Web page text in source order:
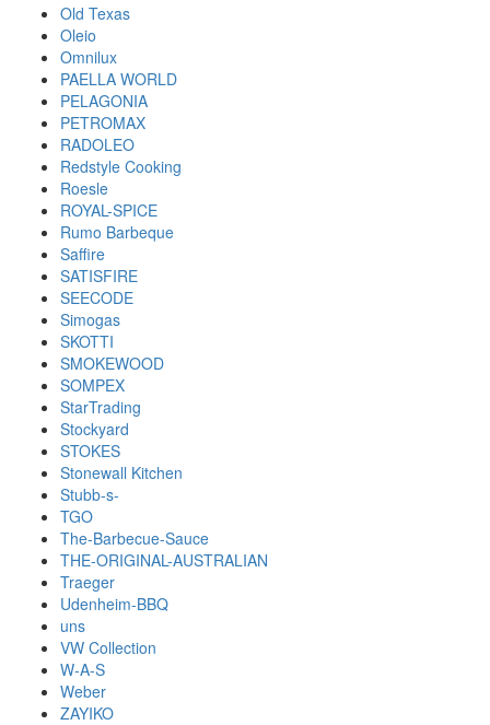
Old Texas
Oleio
Omnilux
PAELLA WORLD
PELAGONIA
PETROMAX
RADOLEO
Redstyle Cooking
Roesle
ROYAL-SPICE
Rumo Barbeque
Saffire
SATISFIRE
SEECODE
Simogas
SKOTTI
SMOKEWOOD
SOMPEX
StarTrading
Stockyard
STOKES
Stonewall Kitchen
Stubb-s-
TGO
The-Barbecue-Sauce
THE-ORIGINAL-AUSTRALIAN
Traeger
Udenheim-BBQ
uns
VW Collection
W-A-S
Weber
ZAYIKO